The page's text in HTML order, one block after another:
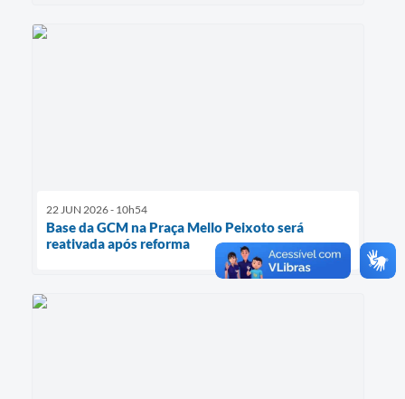
22 JUN 2026 - 10h54
Base da GCM na Praça Mello Peixoto será
reativada após reforma